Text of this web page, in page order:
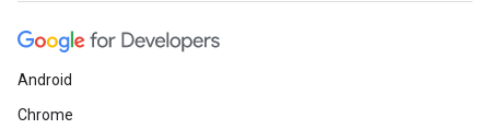
Android
Chrome